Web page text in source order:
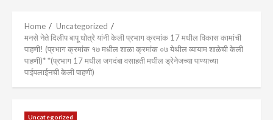
Home
Uncategorized
मनसे नेते दिलीप बापू धोत्रे यांनी केली प्रभाग क्रमांक 17 मधील विकास कामांची
पाहणी! (प्रभाग क्रमांक १७ मधील शाळा क्रमांक ०७ येथील व्यायाम शाळेची केली
पाहणी)* *(प्रभाग 17 मधील जगदंबा वसाहती मधील ड्रेनेजच्या पाण्याच्या
पाईपलाईनची केली पाहणी)
Uncategorized